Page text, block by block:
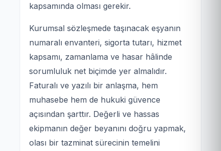
kapsamında olması gerekir.
Kurumsal sözleşmede taşınacak eşyanın
numaralı envanteri, sigorta tutarı, hizmet
kapsamı, zamanlama ve hasar hâlinde
sorumluluk net biçimde yer almalıdır.
Faturalı ve yazılı bir anlaşma, hem
muhasebe hem de hukuki güvence
açısından şarttır. Değerli ve hassas
ekipmanın değer beyanını doğru yapmak,
olası bir tazminat sürecinin temelini